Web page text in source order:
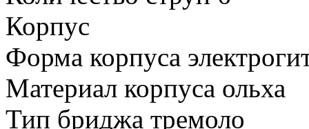
Корпус
Форма корпуса
Материал корпуса ольха
Тип бриджа тремоло